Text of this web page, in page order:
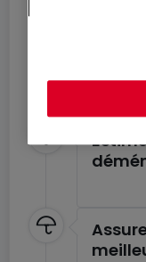
Profitez de ces
en toute